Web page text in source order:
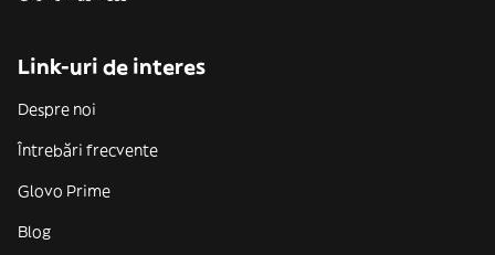
Link-uri de interes
Despre noi
Întrebări frecvente
Glovo Prime
Blog